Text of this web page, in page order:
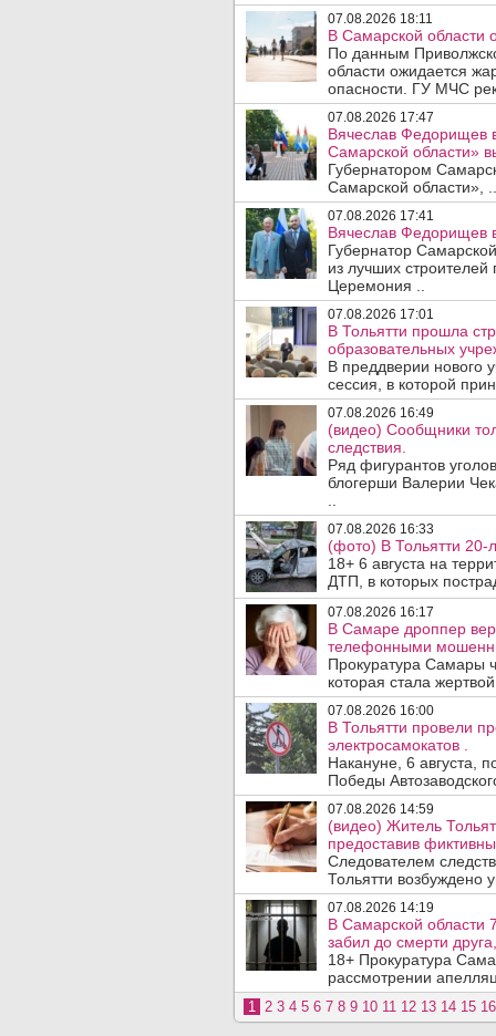
07.08.2026 18:11
В Самарской области
По данным
области ожидается
опасности. ГУ МЧС
07.08.2026 17:47
Вячеслав Федорищев
Самарской области»
Губернатором
Самарской области», ..
07.08.2026 17:41
Вячеслав Федорищев
Губернатор
из лучших
Церемония ..
07.08.2026 17:01
В Тольятти прошла
образовательных
В преддверии нового
сессия, в которой
07.08.2026 16:49
(видео) Сообщники
следствия.
Ряд фигурантов
блогерши Валерии
07.08.2026 16:33
(фото) В Тольятти 20-
18+ 6 августа на
ДТП, в которых
07.08.2026 16:17
В Самаре дроппер
телефонными
Прокуратура Самары
которая стала
07.08.2026 16:00
В Тольятти провели
электросамокатов .
Накануне, 6 августа,
Победы
07.08.2026 14:59
(видео) Житель
предоставив
Следователем
Тольятти возбуждено
07.08.2026 14:19
В Самарской области
забил до смерти
18+ Прокуратура
рассмотрении
1 2 3 4 5 6 7 8 9 10 11 12 13 14 15 16